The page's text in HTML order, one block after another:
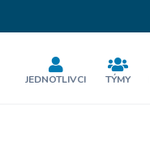
JEDNOTLIVCI TÝMY